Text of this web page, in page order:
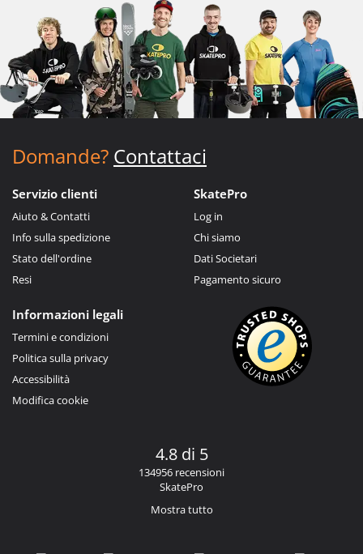
Domande? Contattaci
Servizio clienti
Aiuto & Contatti
Info sulla spedizione
Stato dell'ordine
Resi
SkatePro
Log in
Chi siamo
Dati Societari
Pagamento sicuro
Informazioni legali
Termini e condizioni
Politica sulla privacy
Accessibilità
Modifica cookie
4.8 di 5
134956 recensioni
SkatePro
Mostra tutto